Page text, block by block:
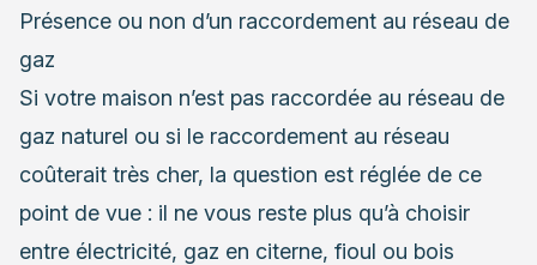
Présence ou non d’un raccordement au réseau de
gaz
Si votre maison n’est pas raccordée au réseau de
gaz naturel ou si le raccordement au réseau
coûterait très cher, la question est réglée de ce
point de vue : il ne vous reste plus qu’à choisir
entre électricité, gaz en citerne, fioul ou bois